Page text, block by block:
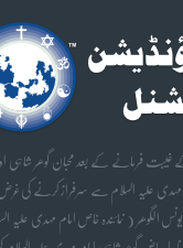
فرمانے کے بعد محبان گوھر شاہی
الگوھر ( نمائندہ خاص امام مہدی علیہ